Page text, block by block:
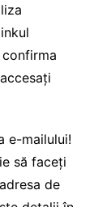
e-mailului!
să faceți
de